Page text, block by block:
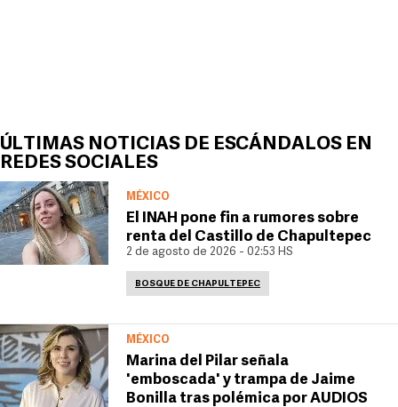
ÚLTIMAS NOTICIAS DE ESCÁNDALOS EN
REDES SOCIALES
MÉXICO
El INAH pone fin a rumores sobre
renta del Castillo de Chapultepec
2 de agosto de 2026 - 02:53 HS
BOSQUE DE CHAPULTEPEC
MÉXICO
Marina del Pilar señala
'emboscada' y trampa de Jaime
Bonilla tras polémica por AUDIOS